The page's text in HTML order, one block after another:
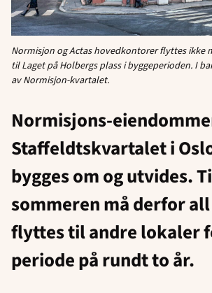
Normisjon og Actas hovedkontorer flyttes ikke
til Laget på Holbergs plass i byggeperioden. I
av Normisjon-kvartalet.
Normisjons-
Staffeldtskvartalet i
bygges om og utvides.
sommeren må derfor
flyttes til andre lokaler
periode på rundt to år.